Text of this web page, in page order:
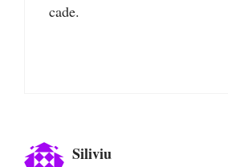
cade.
Siliviu